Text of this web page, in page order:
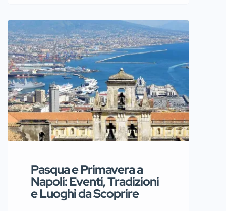
mai di sorprendere, ma c’è un
mese dell’anno in cui si mostra
nella sua veste più affascinante:
maggio. Con l’arrivo della
primavera, il capoluogo
partenopeo si anima grazie al
Maggio dei Monumenti 2025, un
[…]
Pasqua e Primavera a
Napoli: Eventi, Tradizioni
e Luoghi da Scoprire